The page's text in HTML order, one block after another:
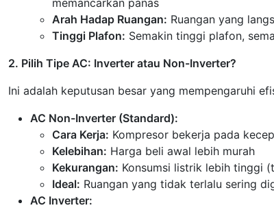
memancarkan panas
Arah Hadap Ruangan: Ruangan yang
Tinggi Plafon: Semakin tinggi plafon,
2. Pilih Tipe AC: Inverter atau Non-Inverter?
Ini adalah keputusan besar yang mempengaruhi
AC Non-Inverter (Standard):
Cara Kerja: Kompresor bekerja pada
Kelebihan: Harga beli awal lebih murah
Kekurangan: Konsumsi listrik lebih tinggi
Ideal: Ruangan yang tidak terlalu sering
AC Inverter: